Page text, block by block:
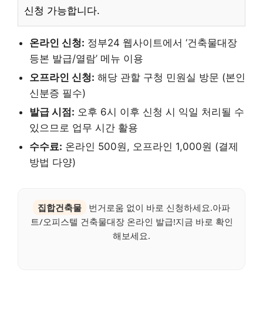
신청 가능합니다.
온라인 신청: 정부24 웹사이트에서 ‘건축물대장
등본 발급/열람’ 메뉴 이용
오프라인 신청: 해당 관할 구청 민원실 방문 (본인
신분증 필수)
발급 시점: 오후 6시 이후 신청 시 익일 처리될 수
있으므로 업무 시간 활용
수수료: 온라인 500원, 오프라인 1,000원 (결제
방법 다양)
집합건축물
번거로움 없이 바로 신청하세요.아파
트/오피스텔 건축물대장 온라인 발급!지금 바로 확인
해보세요.